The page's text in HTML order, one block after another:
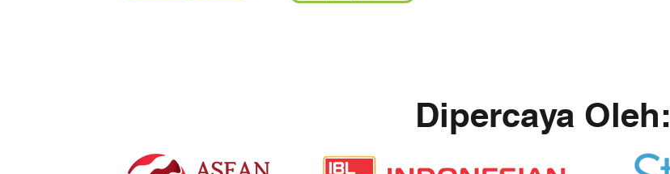
Dipercaya Oleh: